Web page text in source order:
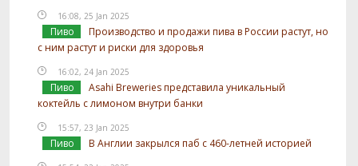
16:08, 25 Jan 2025
Пиво
Производство и продажи пива в России растут, но
с ним растут и риски для здоровья
16:02, 24 Jan 2025
Пиво
Asahi Breweries представила уникальный
коктейль с лимоном внутри банки
15:57, 23 Jan 2025
Пиво В Англии закрылся паб с 460-летней историей